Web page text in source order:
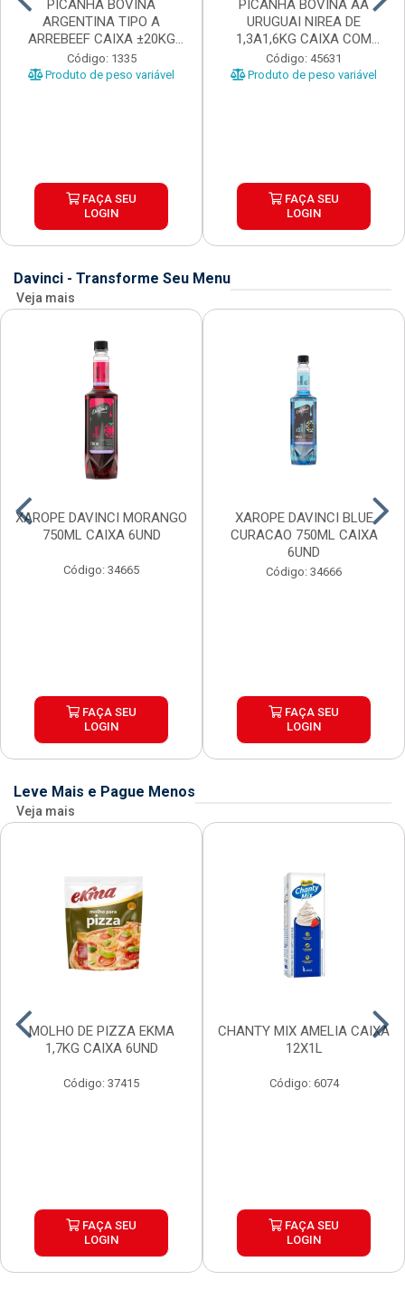
PICANHA BOVINA
ARGENTINA TIPO A
ARREBEEF CAIXA ±20KG
PEÇAS 1...
Código: 1335
Produto de peso variável
FAÇA SEU
LOGIN
PICANHA BOVINA AA
URUGUAI NIREA DE
1,3A1,6KG CAIXA COM
±15KG
Código: 45631
Produto de peso variável
FAÇA SEU
LOGIN
Davinci - Transforme Seu Menu
Veja mais
XAROPE DAVINCI MORANGO
750ML CAIXA 6UND
Código: 34665
FAÇA SEU
LOGIN
XAROPE DAVINCI BLUE
CURACAO 750ML CAIXA
6UND
Código: 34666
FAÇA SEU
LOGIN
Leve Mais e Pague Menos
Veja mais
MOLHO DE PIZZA EKMA
1,7KG CAIXA 6UND
Código: 37415
FAÇA SEU
LOGIN
CHANTY MIX AMELIA CAIXA
12X1L
Código: 6074
FAÇA SEU
LOGIN